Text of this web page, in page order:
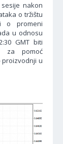
nakon
o tržištu
o promeni
u odnosu
GMT biti
za pomoć
proizvodnji u